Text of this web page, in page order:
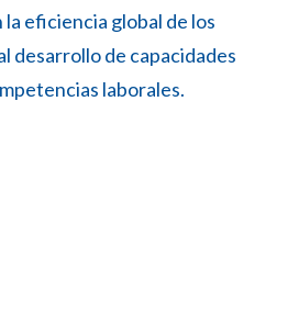
eficiencia global de los
desarrollo de capacidades
laborales.